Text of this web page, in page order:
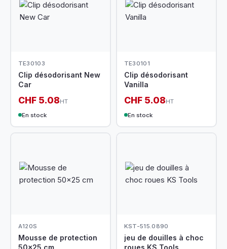
TE30103
Clip désodorisant New
Car
CHF 5.08HT
En stock
TE30101
Clip désodorisant
Vanilla
CHF 5.08HT
En stock
A120S
Mousse de protection
50x25 cm
KST-515.0890
jeu de douilles à choc
roues KS Tools